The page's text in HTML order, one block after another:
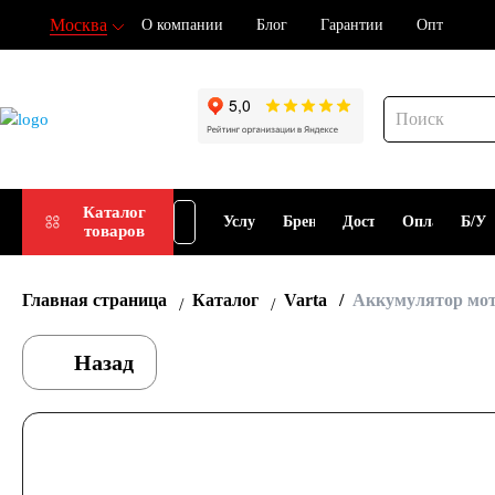
Москва О компании Блог Гарантии Опт
Каталог
товаров
Подбор
АКБ
Услуги Бренды ДоставкаОплата Б/У
Главная страница Каталог Varta Аккумулятор
Назад